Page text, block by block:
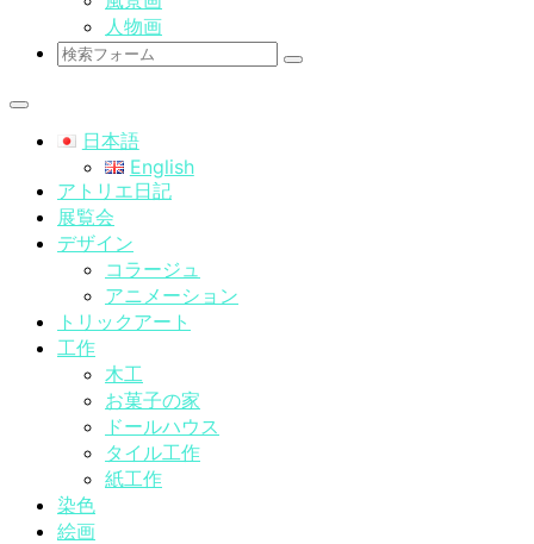
人物画
検
日本語
English
アトリエ日記
展覧会
デザイン
コラージュ
アニメーション
トリックアート
工作
木工
お菓子の家
ドールハウス
タイル工作
紙工作
染色
絵画